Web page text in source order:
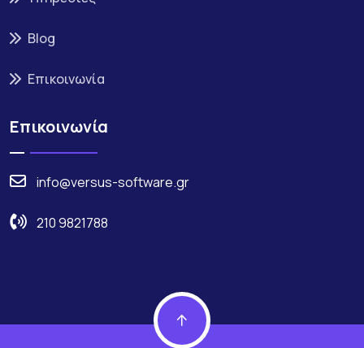
Blog
Επικοινωνία
Επικοινωνία
info@versus-software.gr
210 9821788